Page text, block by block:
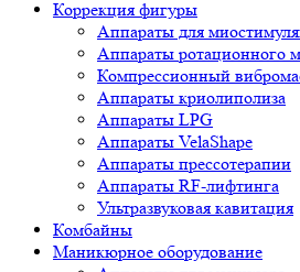
Коррекция фигуры
Аппараты для
Аппараты ротационного
Компрессионный
Аппараты криолиполиза
Аппараты LPG
Аппараты VelaShape
Аппараты прессотерапии
Аппараты RF-лифтинга
Ультразвуковая кавитация
Комбайны
Маникюрное оборудование